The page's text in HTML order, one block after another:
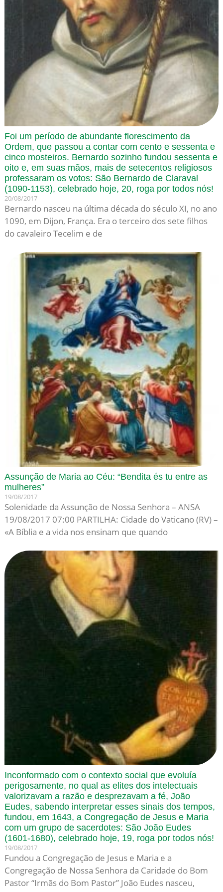
Foi um período de abundante florescimento da
Ordem, que passou a contar com cento e sessenta e
cinco mosteiros. Bernardo sozinho fundou sessenta e
oito e, em suas mãos, mais de setecentos religiosos
professaram os votos: São Bernardo de Claraval
(1090-1153), celebrado hoje, 20, roga por todos nós!
20/08/2017
Bernardo nasceu na última década do século XI, no ano
1090, em Dijon, França. Era o terceiro dos sete filhos
do cavaleiro Tecelim e de
Assunção de Maria ao Céu: “Bendita és tu entre as
mulheres”
19/08/2017
Solenidade da Assunção de Nossa Senhora – ANSA
19/08/2017 07:00 PARTILHA: Cidade do Vaticano (RV) –
«A Bíblia e a vida nos ensinam que quando
Inconformado com o contexto social que evoluía
perigosamente, no qual as elites dos intelectuais
valorizavam a razão e desprezavam a fé, João
Eudes, sabendo interpretar esses sinais dos tempos,
fundou, em 1643, a Congregação de Jesus e Maria
com um grupo de sacerdotes: São João Eudes
(1601-1680), celebrado hoje, 19, roga por todos nós!
19/08/2017
Fundou a Congregação de Jesus e Maria e a
Congregação de Nossa Senhora da Caridade do Bom
Pastor “Irmãs do Bom Pastor” João Eudes nasceu,